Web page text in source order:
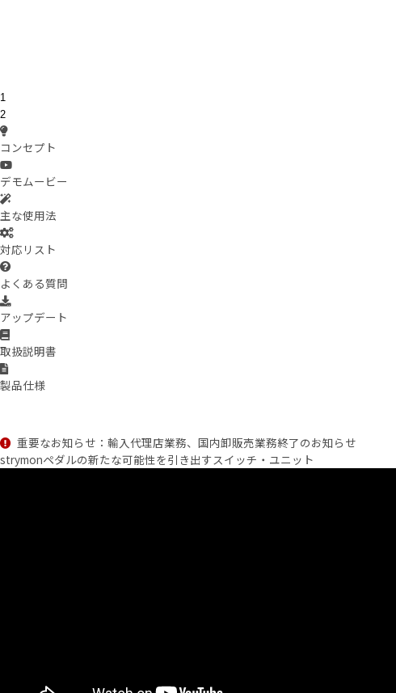
1
2
コンセプト
デモムービー
主な使用法
対応リスト
よくある質問
アップデート
取扱説明書
製品仕様
重要なお知らせ：輸入代理店業務、国内卸販売業務終了のお知らせ
strymonペダルの新たな可能性を引き出すスイッチ・ユニット